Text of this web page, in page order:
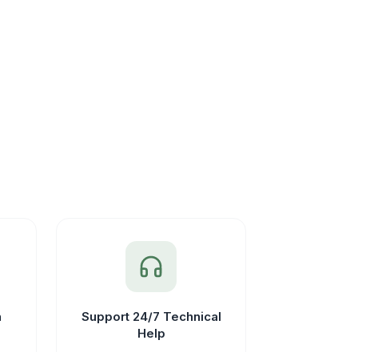
Support 24/7 Technical
Help